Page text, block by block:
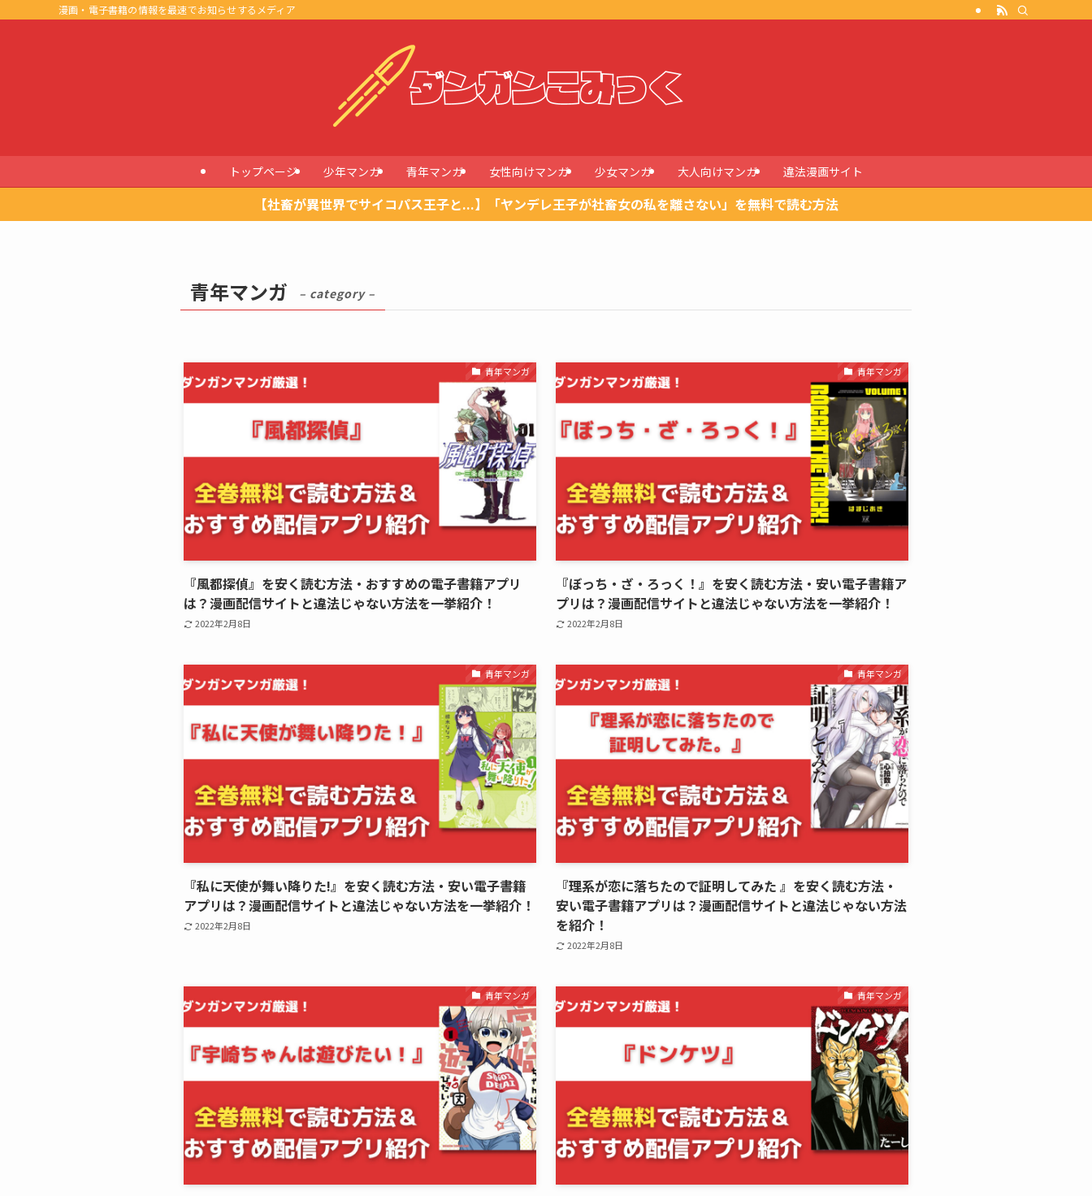
漫画・電子書籍の情報を最速でお知らせするメディア
トップページ 少年マンガ 青年マンガ 女性向けマンガ 少女マンガ 大人向けマンガ 違法漫画サイト
【社畜が異世界でサイコパス王子と...】「ヤンデレ王子が社畜女の私を離さない」を無料で読む方法
青年マンガ – category –
青年マンガ
『風都探偵』を安く読む方法・おすすめの電子書籍アプリ
は？漫画配信サイトと違法じゃない方法を一挙紹介！
2022年2月8日
青年マンガ
『ぼっち・ざ・ろっく！』を安く読む方法・安い電子書籍ア
プリは？漫画配信サイトと違法じゃない方法を一挙紹介！
2022年2月8日
青年マンガ
『私に天使が舞い降りた!』を安く読む方法・安い電子書籍
アプリは？漫画配信サイトと違法じゃない方法を一挙紹介！
2022年2月8日
青年マンガ
『理系が恋に落ちたので証明してみた 』を安く読む方法・
安い電子書籍アプリは？漫画配信サイトと違法じゃない方法
を紹介！
2022年2月8日
青年マンガ 青年マンガ